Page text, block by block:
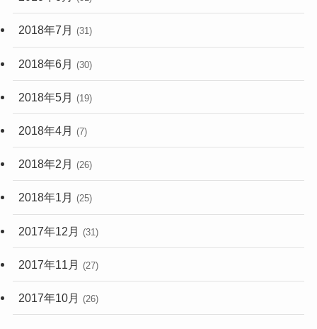
2018年7月 (31)
2018年6月 (30)
2018年5月 (19)
2018年4月 (7)
2018年2月 (26)
2018年1月 (25)
2017年12月 (31)
2017年11月 (27)
2017年10月 (26)